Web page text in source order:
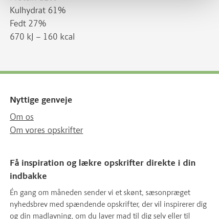
Kulhydrat 61%
Fedt 27%
670 kJ – 160 kcal
Nyttige genveje
Om os
Om vores opskrifter
Få inspiration og lækre opskrifter direkte i din
indbakke
Én gang om måneden sender vi et skønt, sæsonpræget
nyhedsbrev med spændende opskrifter, der vil inspirerer dig
og din madlavning, om du laver mad til dig selv eller til